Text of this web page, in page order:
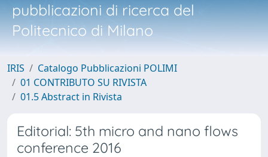
pubblicazioni di ricerca del
Politecnico di Milano
IRIS
Catalogo Pubblicazioni POLIMI
01 CONTRIBUTO SU RIVISTA
01.5 Abstract in Rivista
Editorial: 5th micro and nano flows
conference 2016